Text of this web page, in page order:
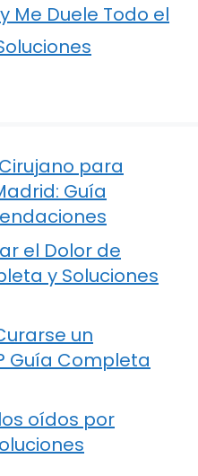
Me Duele Todo el
para
Guía
el Dolor de
y Soluciones
un
Guía Completa
oídos por